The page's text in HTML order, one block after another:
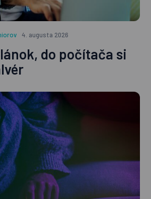
4. augusta 2026
do počítača si